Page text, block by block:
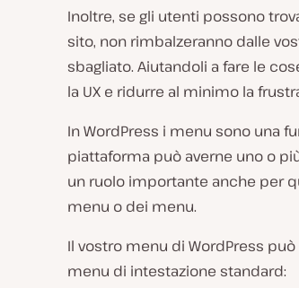
Inoltre, se gli utenti possono
sito, non rimbalzeranno dalle
sbagliato. Aiutandoli a fare le
la UX e ridurre al minimo la
In WordPress i menu sono una
piattaforma può averne uno o
un ruolo importante anche per
menu o dei menu.
Il vostro menu di WordPress
menu di intestazione standard: